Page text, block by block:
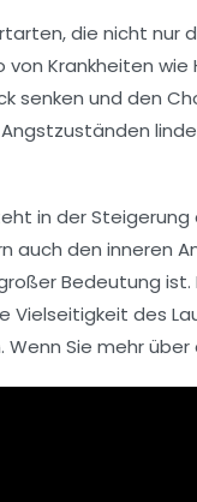
, die nicht nur
von Krankheiten wie
senken und den
in der
auch den inneren
Bedeutung
Vielseitigkeit des
Wenn Sie mehr